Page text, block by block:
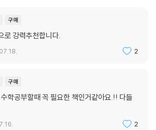
구매
로 강력추천합니다.
2
구매
학공부할때 꼭 필요한 책인거같아요.!! 다들
2